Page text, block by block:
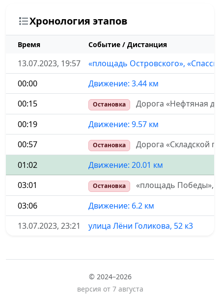
Хронология этапов
Время Событие / Дистанция
13.07.2023, 19:57
«площадь Островского»,
00:00
Движение: 3.44 км
00:15
Остановка
Дорога «Нефтяная
00:19
Движение: 9.57 км
00:57
Остановка
Дорога «Складской
01:02
Движение: 20.01 км
03:01
Остановка
«площадь Победы»,
03:06
Движение: 6.2 км
13.07.2023, 23:21
улица Лёни Голикова, 52 к3
© 2024–2026
версия от 7 августа